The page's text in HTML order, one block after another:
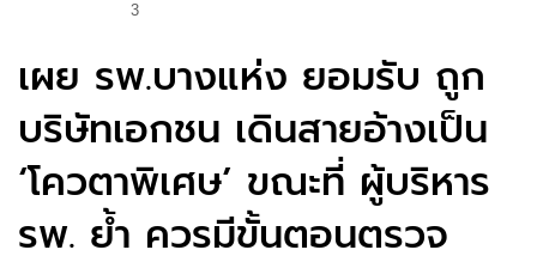
3
เผย รพ.บางแห่ง ยอมรับ ถูก
บริษัทเอกชน เดินสายอ้างเป็น
‘โควตาพิเศษ’ ขณะที่ ผู้บริหาร
รพ. ย้ำ ควรมีขั้นตอนตรวจ